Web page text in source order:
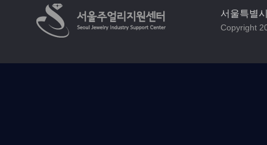
서울특별
Copyright